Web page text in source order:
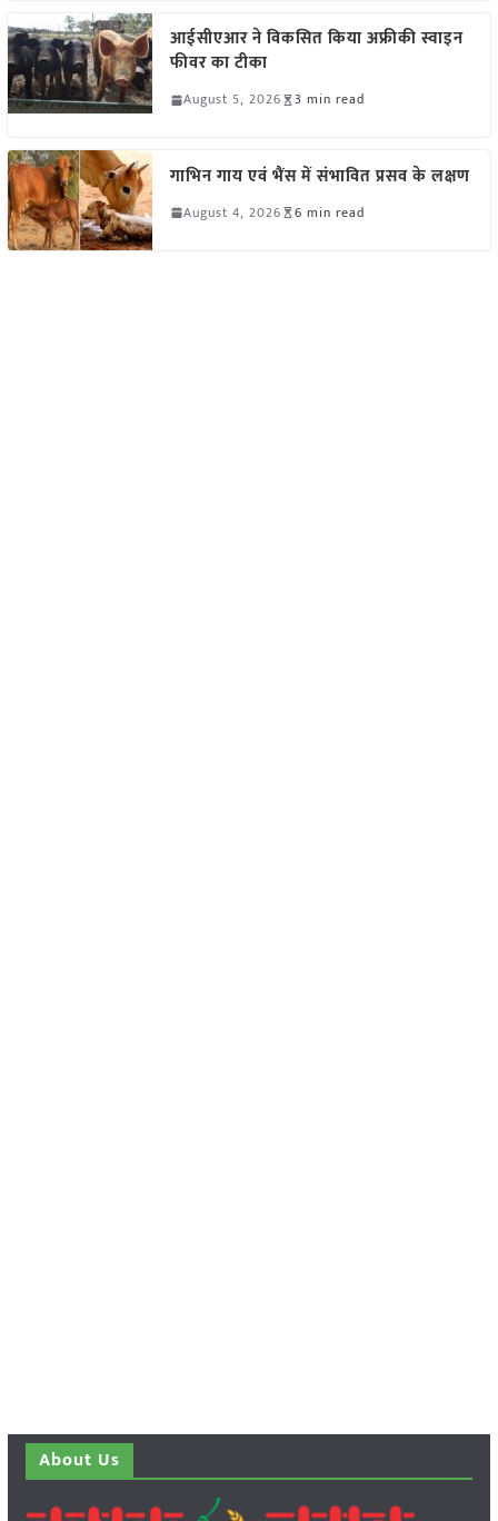
आईसीएआर ने विकसित किया अफ्रीकी स्वाइन
फीवर का टीका
August 5, 2026 3 min read
गाभिन गाय एवं भैंस में संभावित प्रसव के लक्षण
August 4, 2026 6 min read
About Us